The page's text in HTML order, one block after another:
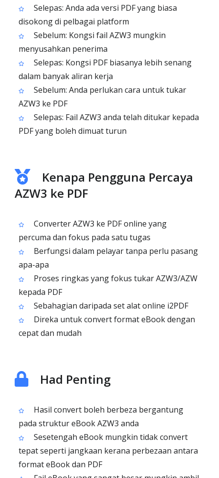
Selepas: Anda ada versi PDF yang biasa
disokong di pelbagai platform
Sebelum: Kongsi fail AZW3 mungkin
menyusahkan penerima
Selepas: Kongsi PDF biasanya lebih senang
dalam banyak aliran kerja
Sebelum: Anda perlukan cara untuk tukar
AZW3 ke PDF
Selepas: Fail AZW3 anda telah ditukar kepada
PDF yang boleh dimuat turun
Kenapa Pengguna Percaya
AZW3 ke PDF
Converter AZW3 ke PDF online yang
percuma dan fokus pada satu tugas
Berfungsi dalam pelayar tanpa perlu pasang
apa-apa
Proses ringkas yang fokus tukar AZW3/AZW
kepada PDF
Sebahagian daripada set alat online i2PDF
Direka untuk convert format eBook dengan
cepat dan mudah
Had Penting
Hasil convert boleh berbeza bergantung
pada struktur eBook AZW3 anda
Sesetengah eBook mungkin tidak convert
tepat seperti jangkaan kerana perbezaan antara
format eBook dan PDF